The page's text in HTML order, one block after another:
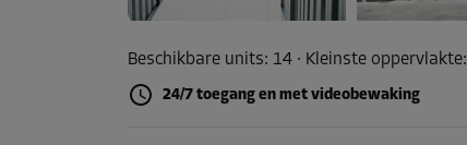
Beschikbare units: 14 · Kleinste oppervlakte:
24/7 toegang en met videobewaking